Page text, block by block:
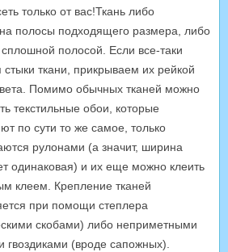
только от вас!Ткань либо
полосы подходящего размера, либо
полосой. Если все-таки
стыки ткани, прикрываем их рейкой
Помимо обычных тканей можно
текстильные обои, которые
по сути то же самое, только
рулонами (а значит, ширина
одинаковая) и их еще можно клеить
клеем. Крепление тканей
при помощи степлера
скобами) либо неприметными
гвоздиками (вроде сапожных).